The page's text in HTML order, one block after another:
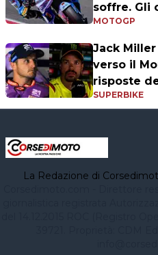
soffre. Gli
MOTOGP
Jack
verso il
risposte
SUPERBIKE
La Redazione di